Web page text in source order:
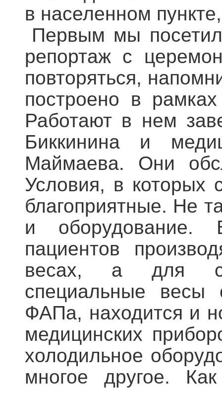
в населенном
Первым мы
репортаж с
повторяться,
построено в
Работают в нем
Биккинина и
Маймаева. Они
Условия, в которых
благоприятные. Не
и оборудование.
пациентов
весах, а для
специальные
ФАПа, находится и
медицинских
холодильное
многое другое.